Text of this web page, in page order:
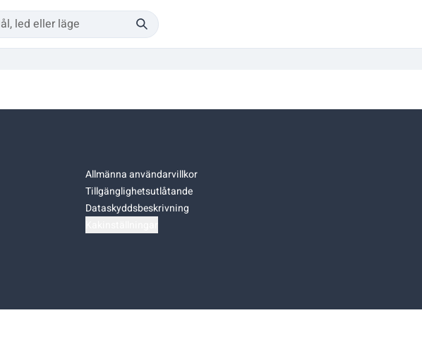
Allmänna användarvillkor
Tillgänglighetsutlåtande
Dataskyddsbeskrivning